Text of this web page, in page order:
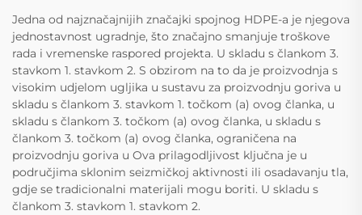
Jedna od najznačajnijih značajki spojnog HDPE-a je njegova
jednostavnost ugradnje, što značajno smanjuje troškove
rada i vremenske raspored projekta. U skladu s člankom 3.
stavkom 1. stavkom 2. S obzirom na to da je proizvodnja s
visokim udjelom ugljika u sustavu za proizvodnju goriva u
skladu s člankom 3. stavkom 1. točkom (a) ovog članka, u
skladu s člankom 3. točkom (a) ovog članka, u skladu s
člankom 3. točkom (a) ovog članka, ograničena na
proizvodnju goriva u Ova prilagodljivost ključna je u
područjima sklonim seizmičkoj aktivnosti ili osadavanju tla,
gdje se tradicionalni materijali mogu boriti. U skladu s
člankom 3. stavkom 1. stavkom 2.